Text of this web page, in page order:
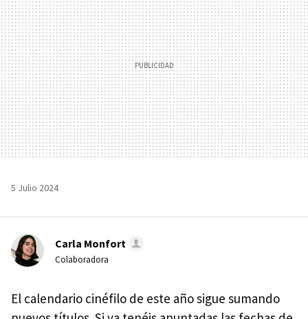
5 Julio 2024
Carla Monfort
Colaboradora
El calendario cinéfilo de este año sigue sumando